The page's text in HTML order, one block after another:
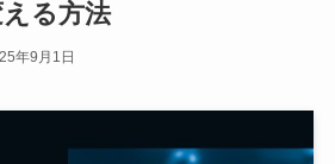
る方法
年9月1日